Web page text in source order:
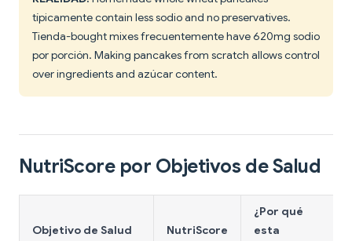
típicamente contain less sodio and no preservatives.
Tienda-bought mixes frecuentemente have 620mg sodio
por porción. Making pancakes from scratch allows control
over ingredients and azúcar content.
NutriScore por Objetivos de Salud
Objetivo de Salud NutriScore
¿Por qué
esta